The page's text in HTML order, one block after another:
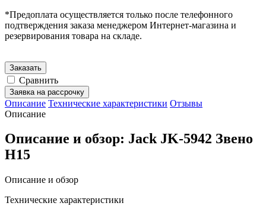
*Предоплата осуществляется только после телефонного
подтверждения заказа менеджером Интернет-магазина и
резервирования товара на складе.
Заказать
Сравнить
Заявка на рассрочку
Описание Технические характеристики Отзывы
Описание
Описание и обзор: Jack JK-5942 Звено
H15
Описание и обзор
Технические характеристики